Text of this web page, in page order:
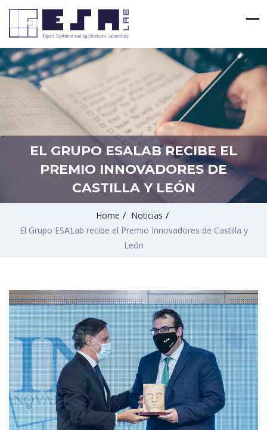
EL GRUPO ESALAB RECIBE EL
PREMIO INNOVADORES DE
CASTILLA Y LEÓN
Home / Noticias /
El Grupo ESALab recibe el Premio Innovadores de Castilla y
León